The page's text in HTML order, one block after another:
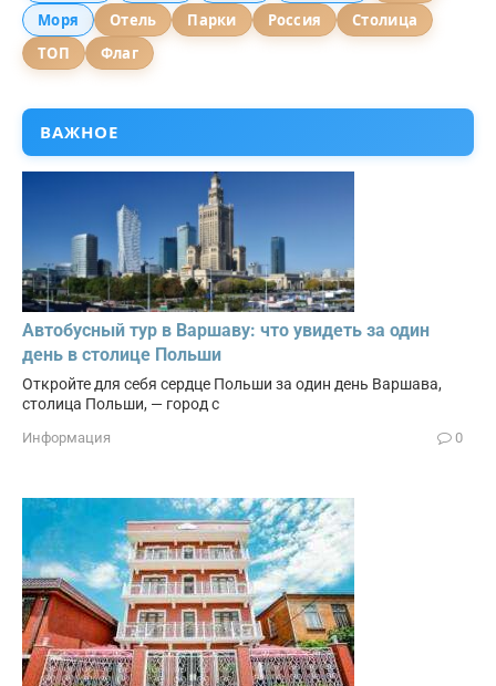
Моря
Отель Парки Россия
Столица
ТОП
Флаг
ВАЖНОЕ
Автобусный тур в Варшаву: что увидеть за один
день в столице Польши
Откройте для себя сердце Польши за один день Варшава,
столица Польши, — город с
Информация 0